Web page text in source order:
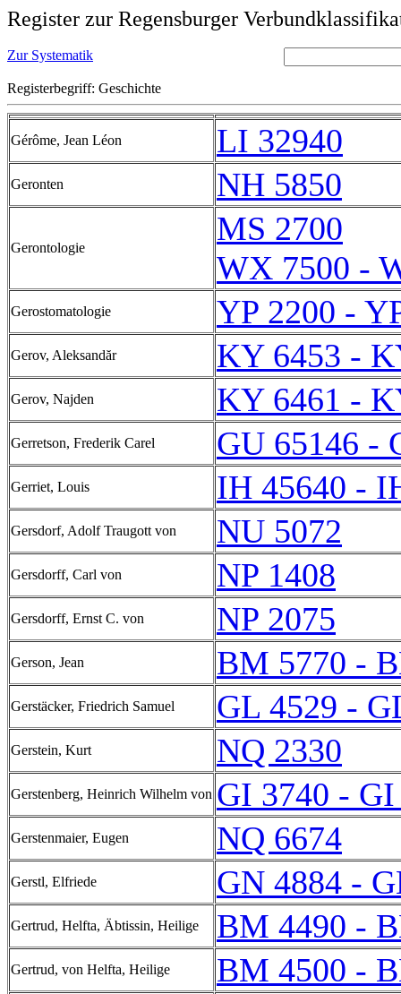
Register zur Regensburger
Zur Systematik
Registerbegriff: Geschichte
Gérôme, Jean Léon LI 32940
Geronten NH 5850
Gerontologie
MS 2700
WX 7500 -
Gerostomatologie YP 2200 -
Gerov, Aleksandăr KY 6453 -
Gerov, Najden KY 6461 -
Gerretson, Frederik Carel GU 65146 -
Gerriet, Louis IH 45640 -
Gersdorf, Adolf Traugott von NU 5072
Gersdorff, Carl von NP 1408
Gersdorff, Ernst C. von NP 2075
Gerson, Jean BM 5770 -
Gerstäcker, Friedrich Samuel GL 4529 -
Gerstein, Kurt NQ 2330
Gerstenberg, Heinrich Wilhelm von GI 3740 - GI
Gerstenmaier, Eugen NQ 6674
Gerstl, Elfriede GN 4884 -
Gertrud, Helfta, Äbtissin, Heilige BM 4490 -
Gertrud, von Helfta, Heilige BM 4500 -